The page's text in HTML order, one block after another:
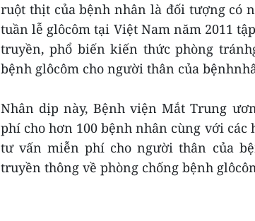
ruột thịt của bệnh nhân là đối tượng có
tuần lễ glôcôm tại Việt Nam năm 2011
truyền, phổ biến kiến thức phòng
bệnh glôcôm cho người thân của
Nhân dịp này, Bệnh viện Mắt Trung
phí cho hơn 100 bệnh nhân cùng với
tư vấn miễn phí cho người thân của
truyền thông về phòng chống bệnh